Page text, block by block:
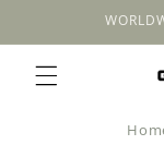
content